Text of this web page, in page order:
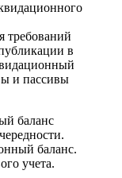
требований
в
и пассивы
баланс
баланс.
учета.